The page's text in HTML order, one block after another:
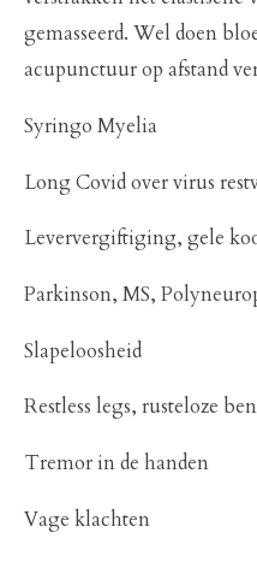
gemasseerd. Wel doen
acupunctuur op afstand
Syringo Myelia
Long Covid over virus
Leververgiftiging, gele
Parkinson, MS,
Slapeloosheid
Restless legs, rusteloze
Tremor in de handen
Vage klachten